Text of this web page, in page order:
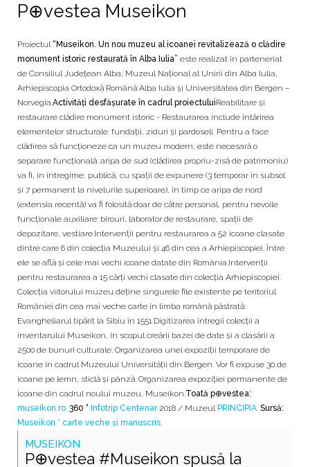
P⊕vestea Museikon
Proiectul“Museikon. Un nou muzeu al icoanei revitalizează o clădire
monument istoric restaurată în Alba Iulia” este realizat în parteneriat
de Consiliul Județean Alba, Muzeul Național al Unirii din Alba Iulia,
Arhiepiscopia Ortodoxă Română Alba Iulia și Universitatea din Bergen –
Norvegia.Activităţi desfăşurate în cadrul proiectuluiReabilitare și
restaurare clădire monument istoric - Restaurarea include întărirea
elementelor structurale: fundații, ziduri și pardoseli. Pentru a face
clădirea să funcționeze ca un muzeu modern, este necesară o
separare funcțională: aripa de sud (clădirea propriu-zisă de patrimoniu)
va fi, în întregime, publică, cu spații de expunere (3 temporar în subsol
și 7 permanent la nivelurile superioare), în timp ce aripa de nord
(extensia recentă) va fi folosită doar de către personal, pentru nevoile
funcționale auxiliare: birouri, laborator de restaurare, spații de
depozitare, vestiare.Intervenţii pentru restaurarea a 52 icoane clasate
dintre care 6 din colecția Muzeului și 46 din cea a Arhiepiscopiei. Între
ele se află și cele mai vechi icoane datate din România.Intervenţii
pentru restaurarea a 15 cărţi vechi clasate din colecția Arhiepiscopiei.
Colecția viitorului muzeu deține singurele file existente pe teritoriul
României din cea mai veche carte în limba română păstrată:
Evangheliarul tipărit la Sibiu în 1551.Digitizarea întregii colecţii a
inventarului Museikon, în scopul creării bazei de date și a clasării a
2500 de bunuri culturale. Organizarea unei expoziţii temporare de
icoane în cadrul Muzeului Universităţii din Bergen. Vor fi expuse 30 de
icoane pe lemn, sticlă și pânză. Organizarea expoziției permanente de
icoane din cadrul noului muzeu, Museikon.Toată p⊕vestea:
museikon.ro. 360 ° Infotrip Centenar2018 / Muzeul PRINCIPIA. Sursă:
Museikon * carte veche și manuscris.
MUSEIKON
P⊕vestea #Museikon spusă la